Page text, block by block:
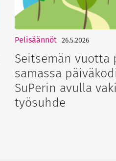
Pelisäännöt 26.5.2026
Seitsemän vuotta
samassa
SuPerin avulla
työsuhde